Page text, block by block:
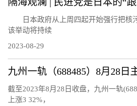
日本政府从上周四起开始强行把核污
该举动将持续
2023-08-29
截至2023年8月28日收盘，九州一轨
上涨3 32%，